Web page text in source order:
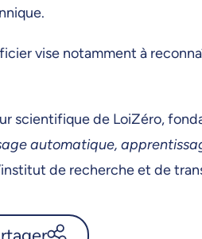
vise notamment à
scientifique de LoiZéro,
automatique,
de recherche et de